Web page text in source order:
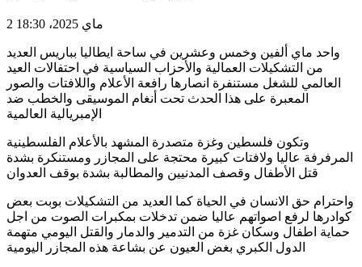
2 ماي 2025، 18:30
واحد ماي ألفين وخمس وعشرين في ساحة ايطاليا بباريس العديد
من التشكيلات العمالية والأحزاب السياسية في احتفالات العيد
العالمي للشغل مستنفرة انصارها رافعة الأعلام واللافتات والصور
المعبرة على هذا الحدث تحت أنغام الموسيقى والخطب ضد
الإمبريالية العالمية
وتكون فلسطين وغزة متصدرة المشهد بالأعلام الفلسطينية
المرفرفة عاليا ولافتات كبيرة محتجة على المجازر ومستنكرة بشدة
قتل الأطفال وقصف المدنيين والمطالبة بشدة بوقف العدوان
واحترام حق الانسان في الحياة كما العديد من التشكيلات بوبت بعض
كوادرها لرفع اصواتهم عاليا ضمن تدخلات بمكبرات الصوت من اجل
حماية اطفال وسكان غزة من التدمير والدمار والقتل اليومي متهمة
الدول الكبري بغض العيون عن بشاعة هذه المجازر اليومية